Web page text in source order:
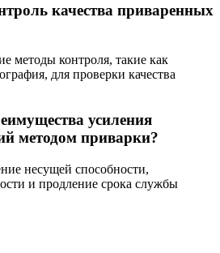
качества приваренных
методы контроля, такие как
для проверки качества
усиления
методом приварки?
несущей способности,
и продление срока службы